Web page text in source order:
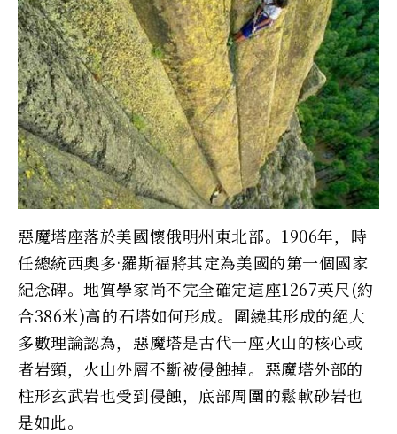
惡魔塔座落於美國懷俄明州東北部。1906年，時
任總統西奧多·羅斯福將其定為美國的第一個國家
紀念碑。地質學家尚不完全確定這座1267英尺(約
合386米)高的石塔如何形成。圍繞其形成的絕大
多數理論認為，惡魔塔是古代一座火山的核心或
者岩頸，火山外層不斷被侵蝕掉。惡魔塔外部的
柱形玄武岩也受到侵蝕，底部周圍的鬆軟砂岩也
是如此。